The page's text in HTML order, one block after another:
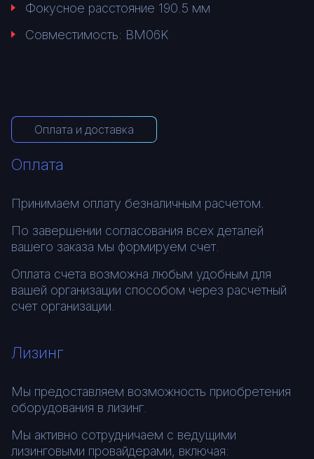
Фокусное расстояние 190.5 мм
Совместимость: BM06K
Оплата и доставка
Оплата
Принимаем оплату безналичным расчетом.
По завершении согласования всех деталей
вашего заказа мы формируем счет.
Оплата счета возможна любым удобным для
вашей организации способом через расчетный
счет организации.
Лизинг
Мы предоставляем возможность приобретения
оборудования в лизинг.
Мы активно сотрудничаем с ведущими
лизинговыми провайдерами, включая: